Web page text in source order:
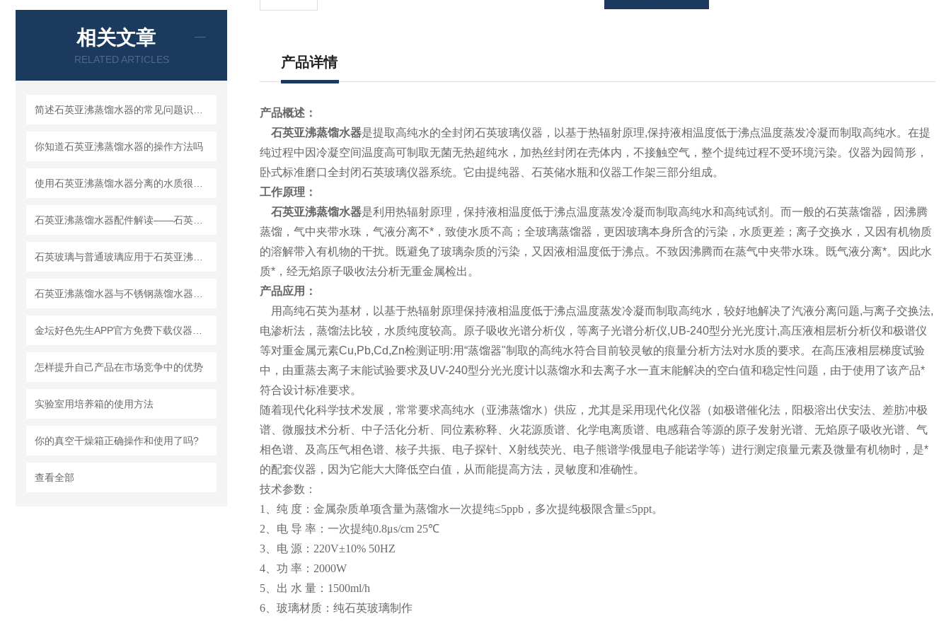
相关文章
RELATED ARTICLES
你知道石英亚沸蒸馏水器的操作方法吗
怎样提升自己产品在市场竞争中的优势
实验室用培养箱的使用方法
你的真空干燥箱正确操作和使用了吗?
查看全部
产品详情
产品概述：
石英亚沸蒸馏水器是提取高纯水的全封闭石英玻璃仪器，以基于热辐射原理,保持液相温度低于沸点温度蒸发冷凝而制取高纯水。在提
纯过程中因冷凝空间温度高可制取无菌无热超纯水，加热丝封闭在壳体内，不接触空气，整个提纯过程不受环境污染。仪器为园筒形，
卧式标准磨口全封闭石英玻璃仪器系统。它由提纯器、石英储水瓶和仪器工作架三部分组成。
工作原理：
石英亚沸蒸馏水器是利用热辐射原理，保持液相温度低于沸点温度蒸发冷凝而制取高纯水和高纯试剂。而一般的石英蒸馏器，因沸腾
蒸馏，气中夹带水珠，气液分离不*，致使水质不高；全玻璃蒸馏器，更因玻璃本身所含的污染，水质更差；离子交换水，又因有机物质
的溶解带入有机物的干扰。既避免了玻璃杂质的污染，又因液相温度低于沸点。不致因沸腾而在蒸气中夹带水珠。既气液分离*。因此水
质*，经无焰原子吸收法分析无重金属检出。
产品应用：
用高纯石英为基材，以基于热辐射原理保持液相温度低于沸点温度蒸发冷凝而制取高纯水，较好地解决了汽液分离问题,与离子交换法,
电渗析法，蒸馏法比较，水质纯度较高。原子吸收光谱分析仪，等离子光谱分析仪,UB-240型分光光度计,高压液相层析分析仪和极谱仪
等对重金属元素Cu,Pb,Cd,Zn检测证明:用“蒸馏器"制取的高纯水符合目前较灵敏的痕量分析方法对水质的要求。在高压液相层梯度试验
中，由重蒸去离子末能试验要求及UV-240型分光光度计以蒸馏水和去离子水一直末能解决的空白值和稳定性问题，由于使用了该产品*
符合设计标准要求。
随着现代化科学技术发展，常常要求高纯水（亚沸蒸馏水）供应，尤其是采用现代化仪器（如极谱催化法，阳极溶出伏安法、差肪冲极
谱、微服技术分析、中子活化分析、同位素称释、火花源质谱、化学电离质谱、电感藉合等源的原子发射光谱、无焰原子吸收光谱、气
相色谱、及高压气相色谱、核子共振、电子探针、X射线荧光、电子熊谱学俄显电子能诺学等）进行测定痕量元素及微量有机物时，是*
的配套仪器，因为它能大大降低空白值，从而能提高方法，灵敏度和准确性。
技术参数：
1、纯 度：金属杂质单项含量为蒸馏水一次提纯≤5ppb，多次提纯极限含量≤5ppt。
2、电 导 率：一次提纯0.8μs/cm 25℃
3、电 源：220V±10% 50HZ
4、功 率：2000W
5、出 水 量：1500ml/h
6、玻璃材质：纯石英玻璃制作